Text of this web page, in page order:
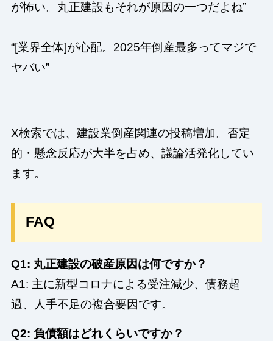
が怖い。丸正建設もそれが原因の一つだよね”
“[業界全体]が心配。2025年倒産最多ってマジで
ヤバい”
X検索では、建設業倒産関連の投稿増加。否定
的・懸念反応が大半を占め、議論活発化してい
ます。
FAQ
Q1: 丸正建設の破産原因は何ですか？
A1: 主に新型コロナによる受注減少、債務超
過、人手不足の複合要因です。
Q2: 負債額はどれくらいですか？